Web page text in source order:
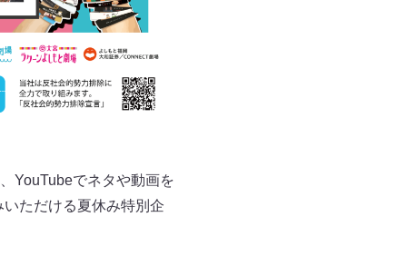
YouTubeでネタや動画を
ただける夏休み特別企